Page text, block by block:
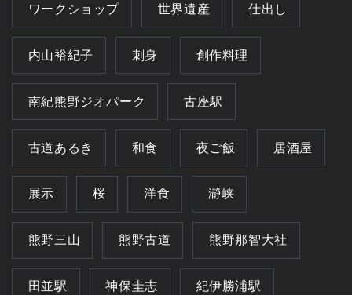
ワークショップ 世界遺産 仕出し
内山裕紀子 刺身 創作料理
南紀熊野ジオパーク 古座駅
古道あるき 和食 夜ご飯 居酒屋
展示 桜 洋食 瀞峡
熊野三山 熊野古道 熊野那智大社
田並駅 神保圭志 紀伊勝浦駅